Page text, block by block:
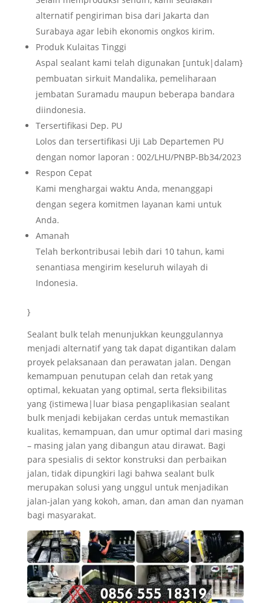
alternatif pengiriman bisa dari Jakarta dan
Surabaya agar lebih ekonomis ongkos kirim.
Produk Kulaitas Tinggi
Aspal sealant kami telah digunakan [untuk|dalam}
pembuatan sirkuit Mandalika, pemeliharaan
jembatan Suramadu maupun beberapa bandara
diindonesia.
Tersertifikasi Dep. PU
Lolos dan tersertifikasi Uji Lab Departemen PU
dengan nomor laporan : 002/LHU/PNBP-Bb34/2023
Respon Cepat
Kami menghargai waktu Anda, menanggapi
dengan segera komitmen layanan kami untuk
Anda.
Amanah
Telah berkontribusai lebih dari 10 tahun, kami
senantiasa mengirim keseluruh wilayah di
Indonesia.
}
Sealant bulk telah menunjukkan keunggulannya
menjadi alternatif yang tak dapat digantikan dalam
proyek pelaksanaan dan perawatan jalan. Dengan
kemampuan penutupan celah dan retak yang
optimal, kekuatan yang optimal, serta fleksibilitas
yang {istimewa|luar biasa pengaplikasian sealant
bulk menjadi kebijakan cerdas untuk memastikan
kualitas, kemampuan, dan umur optimal dari masing
– masing jalan yang dibangun atau dirawat. Bagi
para spesialis di sektor konstruksi dan perbaikan
jalan, tidak dipungkiri lagi bahwa sealant bulk
merupakan solusi yang unggul untuk menjadikan
jalan-jalan yang kokoh, aman, dan aman dan nyaman
bagi masyarakat.